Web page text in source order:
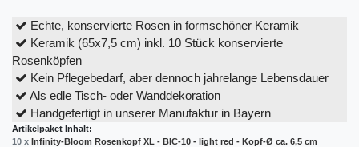
Echte, konservierte Rosen in formschöner Keramik
Keramik (65x7,5 cm) inkl. 10 Stück konservierte
Rosenköpfen
Kein Pflegebedarf, aber dennoch jahrelange Lebensdauer
Als edle Tisch- oder Wanddekoration
Handgefertigt in unserer Manufaktur in Bayern
Artikelpaket Inhalt:
10 x Infinity-Bloom Rosenkopf XL - BIC-10 - light red - Kopf-Ø ca. 6,5 cm